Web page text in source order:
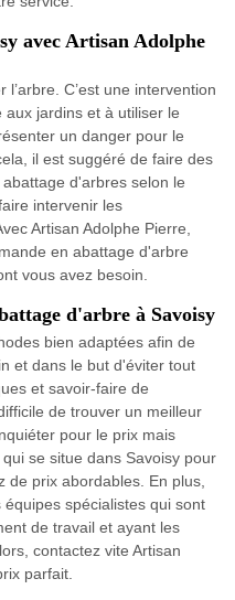
avec Artisan Adolphe
l’arbre. C’est une intervention
jardins et à utiliser le
un danger pour le
il est suggéré de faire des
d'arbres selon le
intervenir les
Artisan Adolphe Pierre,
en abattage d'arbre
vous avez besoin.
d'arbre à Savoisy
bien adaptées afin de
et dans le but d'éviter tout
et savoir-faire de
de trouver un meilleur
pour le prix mais
se situe dans Savoisy pour
prix abordables. En plus,
spécialistes qui sont
de travail et ayant les
contactez vite Artisan
parfait.